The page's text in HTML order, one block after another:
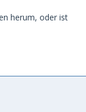
herum, oder ist